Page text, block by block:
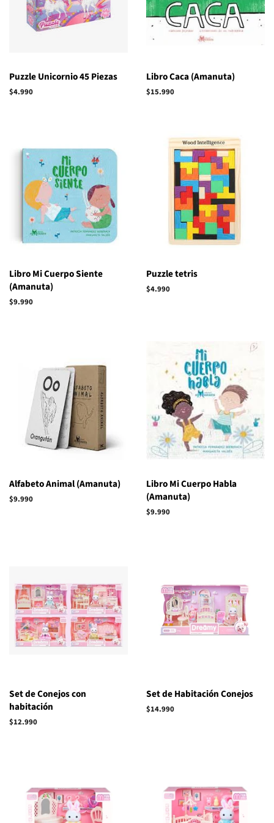
Puzzle Unicornio 45 Piezas
Precio
$4.990
Libro Caca (Amanuta)
Precio
$15.990
Libro Mi Cuerpo Siente
(Amanuta)
Precio
$9.990
Puzzle tetris
Precio
$4.990
Alfabeto Animal (Amanuta)
Precio
$9.990
Libro Mi Cuerpo Habla
(Amanuta)
Precio
$9.990
Set de Conejos con
habitación
Precio
$12.990
Set de Habitación Conejos
Precio
$14.990